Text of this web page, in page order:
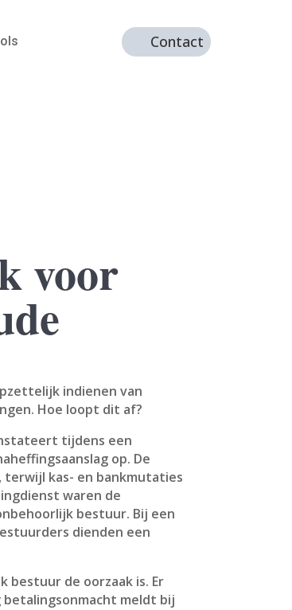
Contact
voor
indienen van
Hoe loopt dit af?
tijdens een
op. De
kas- en bankmutaties
waren de
bestuur. Bij een
dienden een
bestuur de oorzaak is. Er
meldt bij